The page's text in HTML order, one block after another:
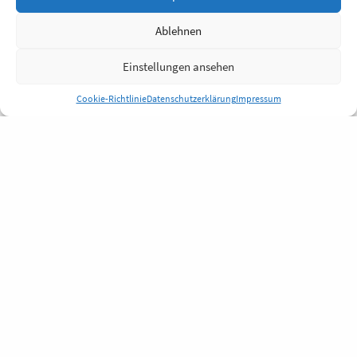
Ablehnen
Einstellungen ansehen
Cookie-RichtlinieDatenschutzerklärungImpressum